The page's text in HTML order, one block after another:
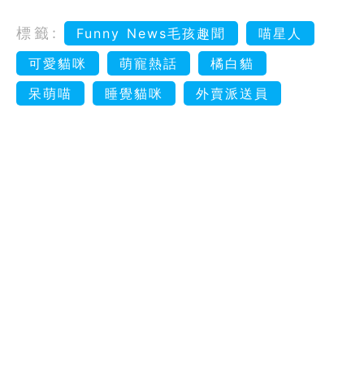
標籤: Funny News毛孩趣聞
喵星人
可愛貓咪
萌寵熱話
橘白貓
呆萌喵
睡覺貓咪 外賣派送員